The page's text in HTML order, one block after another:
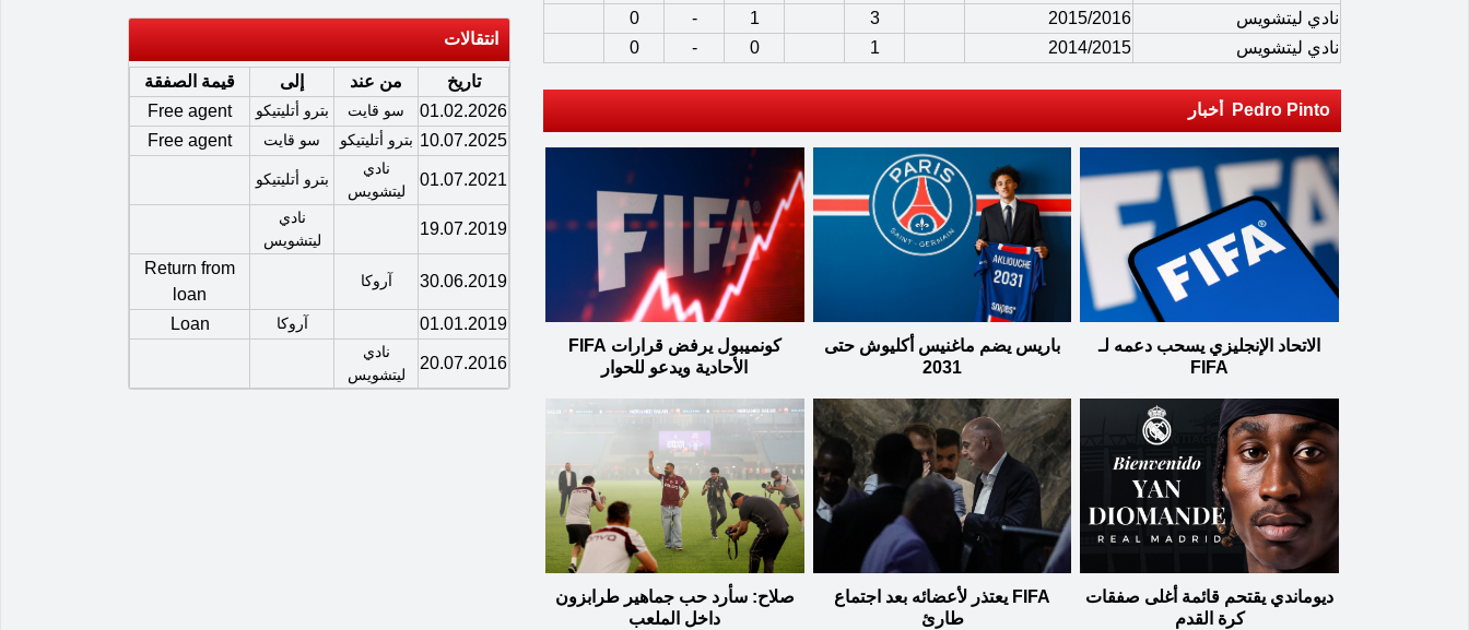
نادي ليتشويس
2015/2016
3
1
-
0
نادي ليتشويس
2014/2015
1
0
-
0
Pedro Pinto أخبار
الاتحاد الإنجليزي يسحب دعمه لـ
FIFA
باريس يضم ماغنيس أكليوش حتى
2031
كونميبول يرفض قرارات FIFA
الأحادية ويدعو للحوار
ديوماندي يقتحم قائمة أغلى صفقات
كرة القدم
FIFA يعتذر لأعضائه بعد اجتماع
طارئ
صلاح: سأرد حب جماهير طرابزون
داخل الملعب
انتقالات
تاريخ من عند إلى
قيمة الصفقة
01.02.2026
سو قايت بترو أتليتيكو
Free agent
10.07.2025 بترو أتليتيكو سو قايت Free agent
01.07.2021
نادي
ليتشويس
بترو أتليتيكو
19.07.2019
نادي
ليتشويس
30.06.2019 آروكا
Return from
loan
01.01.2019
آروكا Loan
20.07.2016
نادي
ليتشويس